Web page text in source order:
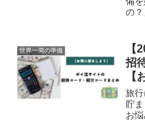
の？
カ
周
世界一周の準備
【
招
【
旅
貯
お